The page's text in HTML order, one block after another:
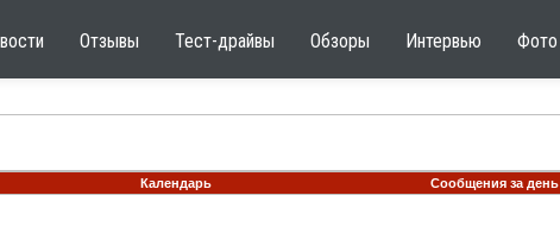
Отзывы Тест-драйвы Обзоры Интервью Фото
Календарь Сообщения за день